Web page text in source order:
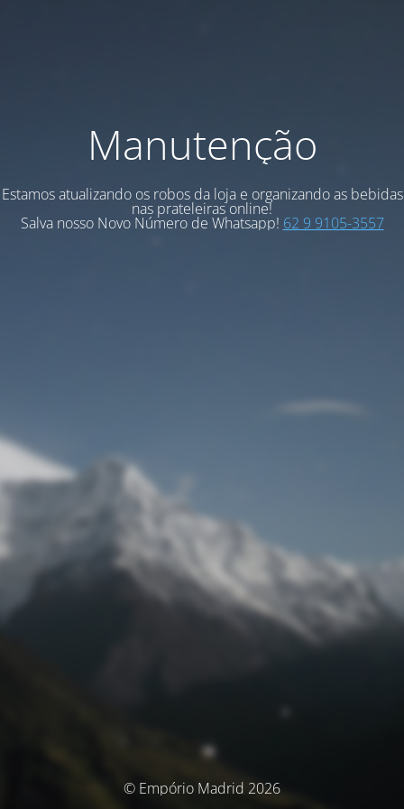
Manutenção
Estamos atualizando os robos da loja e organizando as bebidas
nas prateleiras online!
Salva nosso Novo Número de Whatsapp! 62 9 9105-3557
© Empório Madrid 2026